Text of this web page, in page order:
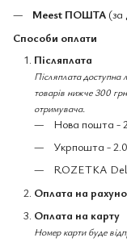
Meest ПОШТА (за
Способи оплати
Післяплата
Післяплата доступна
товарів нижче 300
отримувача.
Нова пошта -
Укрпошта - 2.0
ROZETKA
Оплата на
Оплата на карту
Номер карти буде